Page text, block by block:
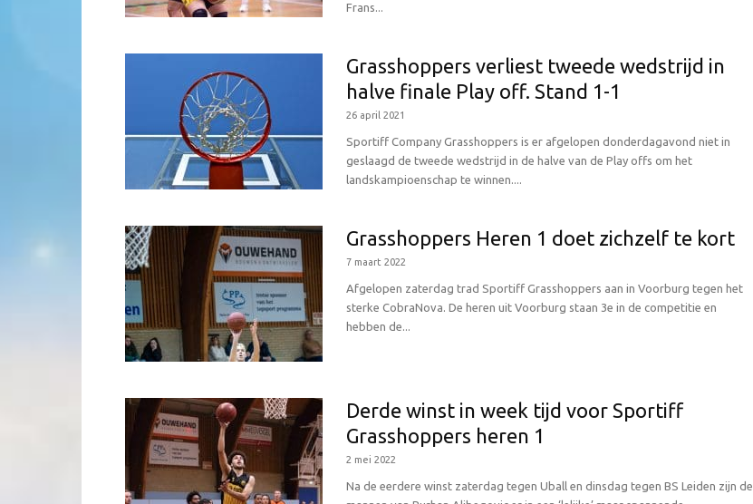
Frans...
Grasshoppers verliest tweede wedstrijd in
halve finale Play off. Stand 1-1
26 april 2021
Sportiff Company Grasshoppers is er afgelopen donderdagavond niet in
geslaagd de tweede wedstrijd in de halve van de Play offs om het
landskampioenschap te winnen....
Grasshoppers Heren 1 doet zichzelf te kort
7 maart 2022
Afgelopen zaterdag trad Sportiff Grasshoppers aan in Voorburg tegen het
sterke CobraNova. De heren uit Voorburg staan 3e in de competitie en
hebben de...
Derde winst in week tijd voor Sportiff
Grasshoppers heren 1
2 mei 2022
Na de eerdere winst zaterdag tegen Uball en dinsdag tegen BS Leiden zijn de